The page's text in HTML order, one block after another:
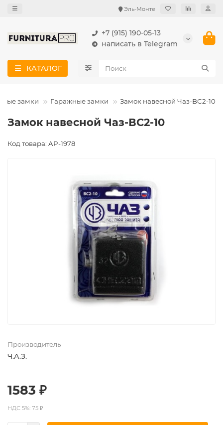
Эль-Монте
+7 (915) 190-05-13
написать в Telegram
КАТАЛОГ
замки Гаражные замки Замок навесной Чаз-ВС2-10
Замок навесной Чаз-ВС2-10
Код товара: AP-1978
Производитель
Ч.А.З.
1583 ₽
НДС 5%: 75 ₽